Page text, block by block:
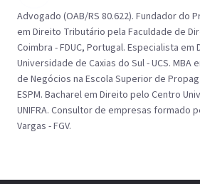
Advogado (OAB/RS 80.622). Fundador do
em Direito Tributário pela Faculdade de
Coimbra - FDUC, Portugal. Especialista
Universidade de Caxias do Sul - UCS. MBA
de Negócios na Escola Superior de
ESPM. Bacharel em Direito pelo Centro
UNIFRA. Consultor de empresas formado
Vargas - FGV.